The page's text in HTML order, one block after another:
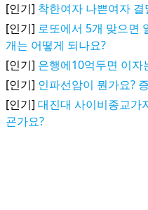
[인기] 착한여자 나쁜여자
[인기] 로또에서 5개 맞으면
개는 어떻게 되나요?
[인기] 은행에10억두면 이자
[인기] 인파선암이 뭔가요?
[인기] 대진대 사이비종교가
굔가요?